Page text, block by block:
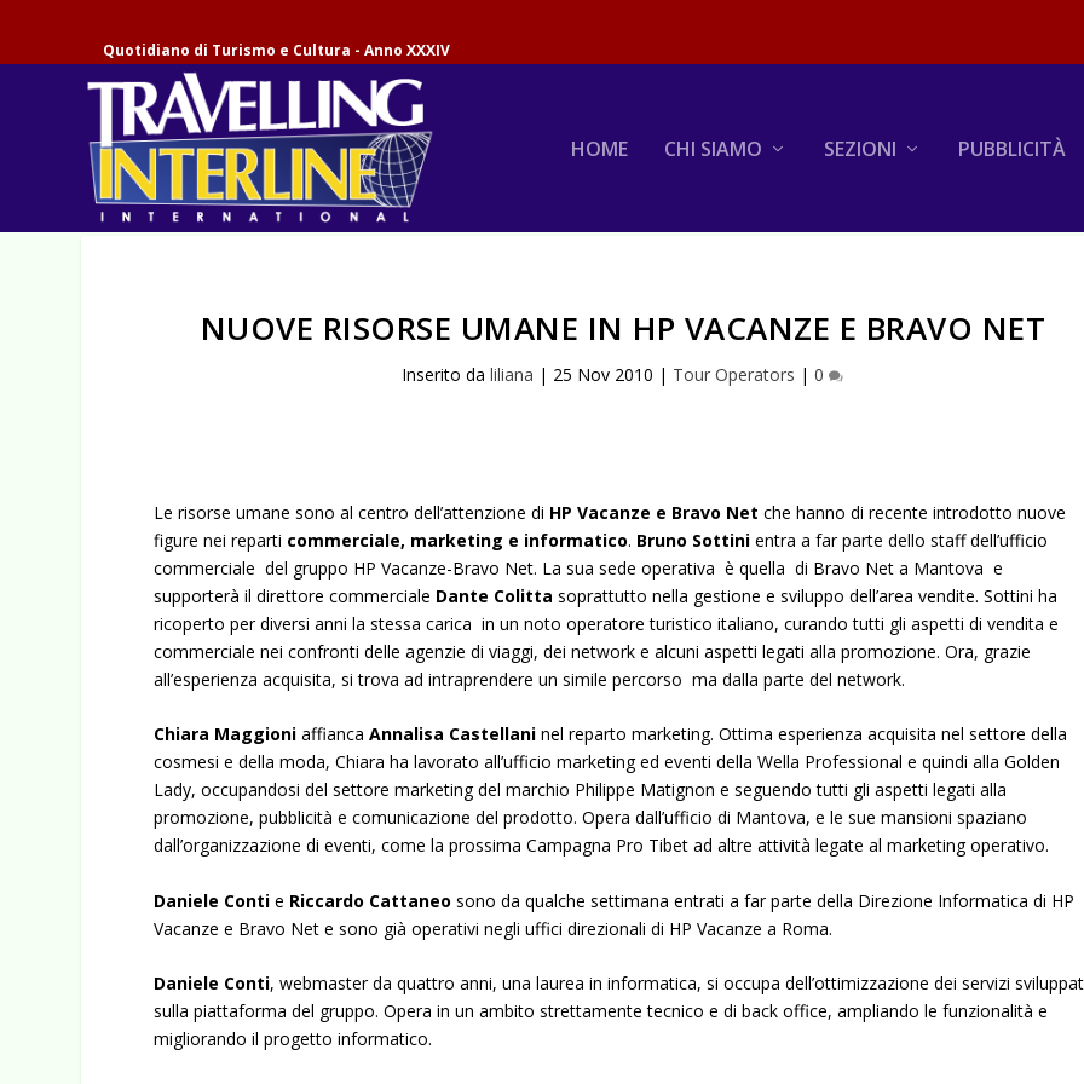
Quotidiano di Turismo e Cultura - Anno XXXIV
HOME CHI SIAMO SEZIONI PUBBLICITÀ
NUOVE RISORSE UMANE IN HP VACANZE E BRAVO NET
Inserito daliliana | 25 Nov 2010 | Tour Operators |0
Le risorse umane sono al centro dell’attenzione di HP Vacanze e Bravo Net che hanno di recente introdotto nuove
figure nei reparti commerciale, marketing e informatico. Bruno Sottini entra a far parte dello staff dell’ufficio
commerciale del gruppo HP Vacanze-Bravo Net. La sua sede operativa è quella di Bravo Net a Mantova e
supporterà il direttore commerciale Dante Colitta soprattutto nella gestione e sviluppo dell’area vendite. Sottini ha
ricoperto per diversi anni la stessa carica in un noto operatore turistico italiano, curando tutti gli aspetti di vendita e
commerciale nei confronti delle agenzie di viaggi, dei network e alcuni aspetti legati alla promozione. Ora, grazie
all’esperienza acquisita, si trova ad intraprendere un simile percorso ma dalla parte del network.
Chiara Maggioni affiancaAnnalisa Castellani nel reparto marketing. Ottima esperienza acquisita nel settore della
cosmesi e della moda, Chiara ha lavorato all’ufficio marketing ed eventi della Wella Professional e quindi alla Golden
Lady, occupandosi del settore marketing del marchio Philippe Matignon e seguendo tutti gli aspetti legati alla
promozione, pubblicità e comunicazione del prodotto. Opera dall’ufficio di Mantova, e le sue mansioni spaziano
dall’organizzazione di eventi, come la prossima Campagna Pro Tibet ad altre attività legate al marketing operativo.
Daniele Conti e Riccardo Cattaneo sono da qualche settimana entrati a far parte della Direzione Informatica di HP
Vacanze e Bravo Net e sono già operativi negli uffici direzionali di HP Vacanze a Roma.
Daniele Conti, webmaster da quattro anni, una laurea in informatica, si occupa dell’ottimizzazione dei servizi
sulla piattaforma del gruppo. Opera in un ambito strettamente tecnico e di back office, ampliando le funzionalità e
migliorando il progetto informatico.